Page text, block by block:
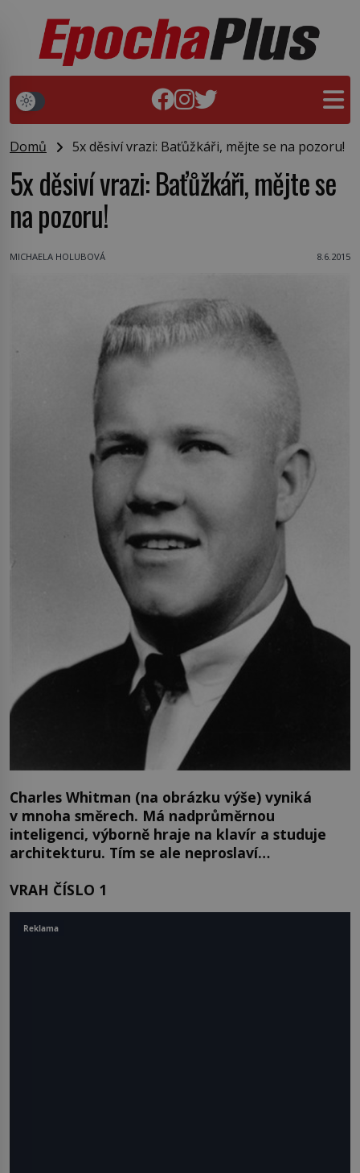
Domů 5x děsiví vrazi: Baťůžkáři, mějte se na pozoru!
5x děsiví vrazi: Baťůžkáři, mějte se
na pozoru!
MICHAELA HOLUBOVÁ 8.6.2015
Charles Whitman (na obrázku výše) vyniká
v mnoha směrech. Má nadprůměrnou
inteligenci, výborně hraje na klavír a studuje
architekturu. Tím se ale neproslaví…
VRAH ČÍSLO 1
Reklama